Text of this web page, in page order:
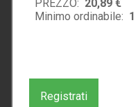
PREZZO: 20,89 €
Minimo ordinabile: 1
Registrati